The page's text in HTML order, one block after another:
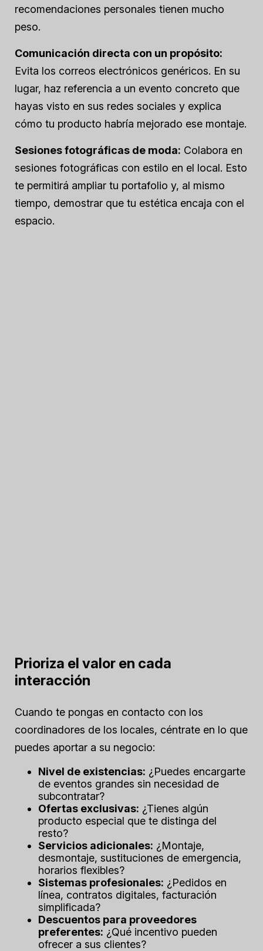
recomendaciones personales tienen mucho
peso.
Comunicación directa con un propósito:
Evita los correos electrónicos genéricos. En su
lugar, haz referencia a un evento concreto que
hayas visto en sus redes sociales y explica
cómo tu producto habría mejorado ese montaje.
Sesiones fotográficas de moda: Colabora en
sesiones fotográficas con estilo en el local. Esto
te permitirá ampliar tu portafolio y, al mismo
tiempo, demostrar que tu estética encaja con el
espacio.
Prioriza el valor en cada
interacción
Cuando te pongas en contacto con los
coordinadores de los locales, céntrate en lo que
puedes aportar a su negocio:
Nivel de existencias: ¿Puedes encargarte
de eventos grandes sin necesidad de
subcontratar?
Ofertas exclusivas: ¿Tienes algún
producto especial que te distinga del
resto?
Servicios adicionales: ¿Montaje,
desmontaje, sustituciones de emergencia,
horarios flexibles?
Sistemas profesionales: ¿Pedidos en
línea, contratos digitales, facturación
simplificada?
Descuentos para proveedores
preferentes: ¿Qué incentivo pueden
ofrecer a sus clientes?